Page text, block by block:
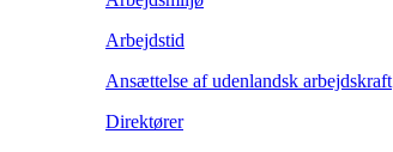
Arbejdstid
Ansættelse af udenlandsk arbejdskraft
Direktører